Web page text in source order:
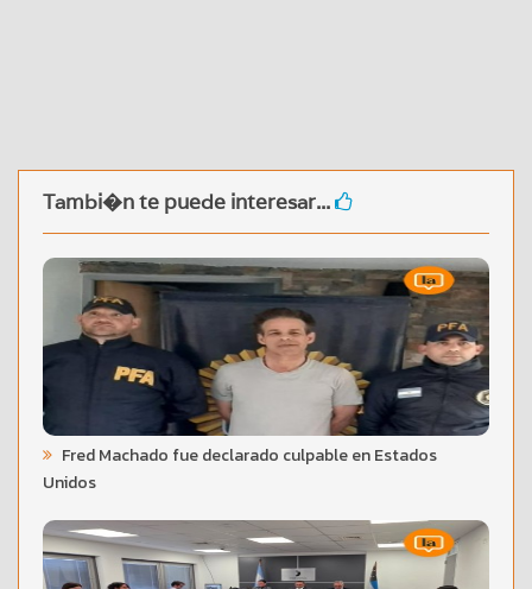
Tambi�n te puede interesar...
Fred Machado fue declarado culpable en Estados
Unidos